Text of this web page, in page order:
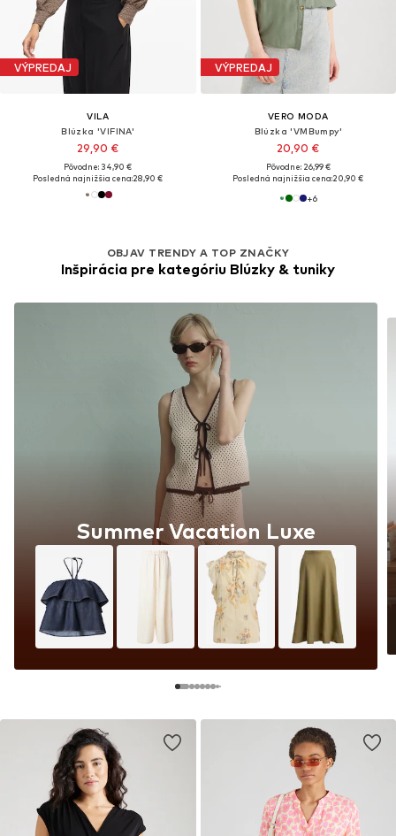
VÝPREDAJ
VILA
Blúzka 'VIFINA'
29,90 €
Pôvodne: 34,90 €
Posledná najnižšia cena:28,90 €
VÝPREDAJ
VERO MODA
Blúzka 'VMBumpy'
20,90 €
Pôvodne: 26,99 €
Posledná najnižšia cena:20,90 €
+6
OBJAV TRENDY A TOP ZNAČKY
Inšpirácia pre kategóriu Blúzky & tuniky
Summer Vacation Luxe